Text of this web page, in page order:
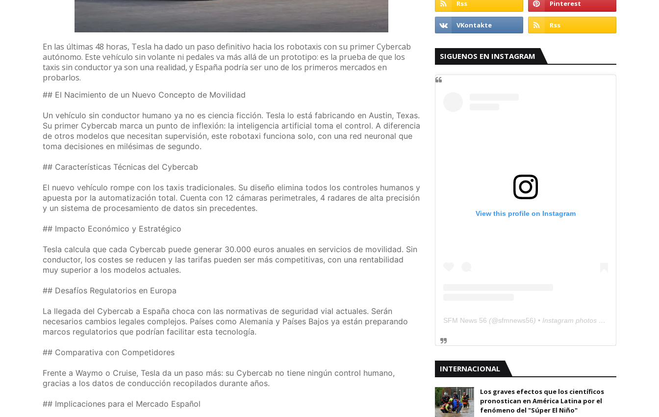
En las últimas 48 horas, Tesla ha dado un paso definitivo hacia los robotaxis con su primer Cybercab
autónomo. Este vehículo sin volante ni pedales va más allá de un prototipo: es la prueba de que los
taxis sin conductor ya son una realidad, y España podría ser uno de los primeros mercados en
probarlos.
## El Nacimiento de un Nuevo Concepto de Movilidad
Un vehículo sin conductor humano ya no es ciencia ficción. Tesla lo está fabricando en Austin, Texas.
Su primer Cybercab marca un punto de inflexión: la inteligencia artificial toma el control. A diferencia
de otros modelos que necesitan supervisión, este robotaxi funciona solo, con una red neuronal que
toma decisiones en milésimas de segundo.
## Características Técnicas del Cybercab
El nuevo vehículo rompe con los taxis tradicionales. Su diseño elimina todos los controles humanos y
apuesta por la automatización total. Cuenta con 12 cámaras perimetrales, 4 radares de alta precisión
y un sistema de procesamiento de datos sin precedentes.
## Impacto Económico y Estratégico
Tesla calcula que cada Cybercab puede generar 30.000 euros anuales en servicios de movilidad. Sin
conductor, los costes se reducen y las tarifas pueden ser más competitivas, con una rentabilidad
muy superior a los modelos actuales.
## Desafíos Regulatorios en Europa
La llegada del Cybercab a España choca con las normativas de seguridad vial actuales. Serán
necesarios cambios legales complejos. Países como Alemania y Países Bajos ya están preparando
marcos regulatorios que podrían facilitar esta tecnología.
## Comparativa con Competidores
Frente a Waymo o Cruise, Tesla da un paso más: su Cybercab no tiene ningún control humano,
gracias a los datos de conducción recopilados durante años.
## Implicaciones para el Mercado Español
SIGUENOS EN INSTAGRAM
View this profile on Instagram
SFM News 56 (@sfmnews56) • Instagram photos and videos
INTERNACIONAL
Los graves efectos que los científicos
pronostican en América Latina por el
fenómeno del "Súper El Niño"